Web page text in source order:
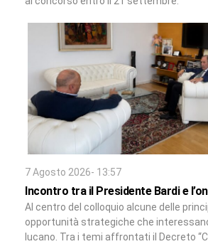
7 Agosto 2026- 13:57
Incontro tra il Presidente Bardi e
Al centro del colloquio alcune delle
opportunità strategiche che
lucano. Tra i temi affrontati il Decreto